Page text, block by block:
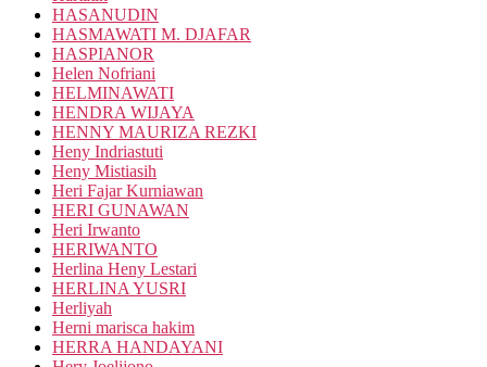
HASANUDIN
HASMAWATI M. DJAFAR
HASPIANOR
Helen Nofriani
HELMINAWATI
HENDRA WIJAYA
HENNY MAURIZA REZKI
Heny Indriastuti
Heny Mistiasih
Heri Fajar Kurniawan
HERI GUNAWAN
Heri Irwanto
HERIWANTO
Herlina Heny Lestari
HERLINA YUSRI
Herliyah
Herni marisca hakim
HERRA HANDAYANI